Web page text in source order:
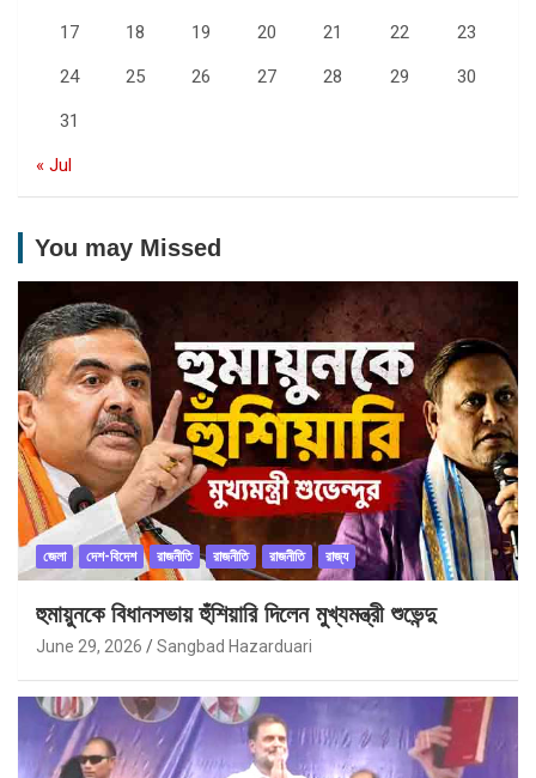
17 18 19 20 21 22 23
24 25 26 27 28 29 30
31
« Jul
You may Missed
জেলা দেশ-বিদেশ রাজনীতি রাজনীতি রাজনীতি রাজ্য
হুমায়ুনকে বিধানসভায় হুঁশিয়ারি দিলেন মুখ্যমন্ত্রী শুভেন্দু
June 29, 2026 Sangbad Hazarduari